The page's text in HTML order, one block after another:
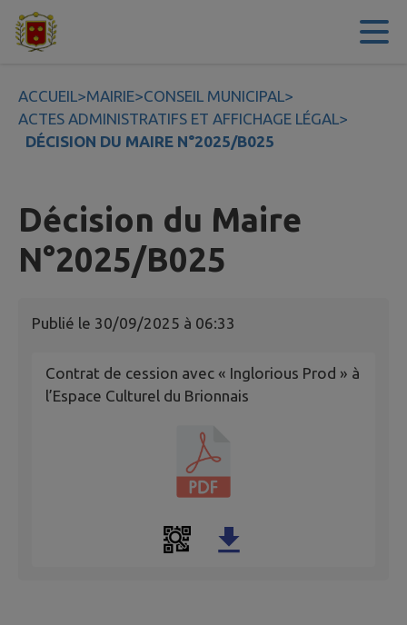
Contenu
ACCUEIL>MAIRIE>CONSEIL MUNICIPAL>
ACTES ADMINISTRATIFS ET AFFICHAGE LÉGAL>
DÉCISION DU MAIRE N°2025/B025
Décision du Maire
N°2025/B025
Publié le 30/09/2025 à 06:33
Contrat de cession avec « Inglorious Prod » à
l’Espace Culturel du Brionnais